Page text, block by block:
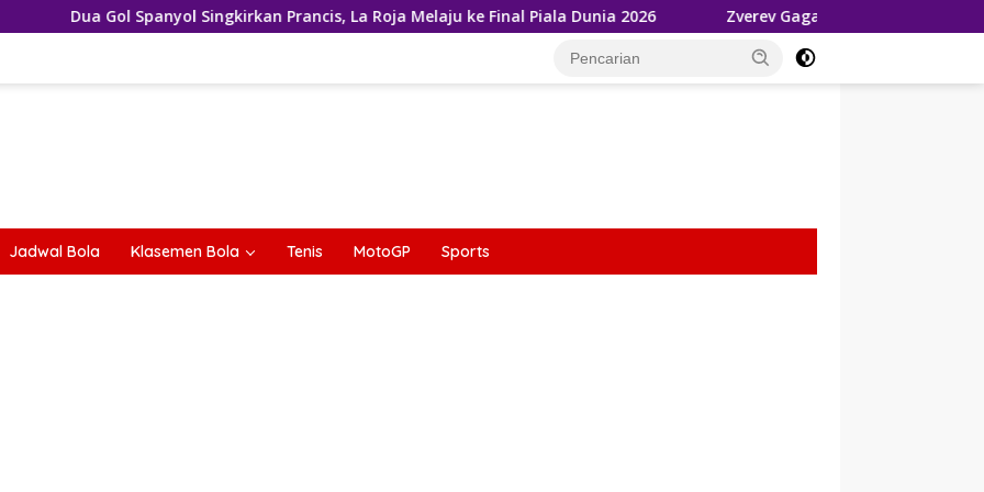
Singkirkan Prancis, La Roja Melaju ke Final Piala Dunia 2026 Zverev Gagal Juara di Wimbledon 2026, Tetap Akui
Jadwal Bola Klasemen Bola Tenis MotoGP Sports